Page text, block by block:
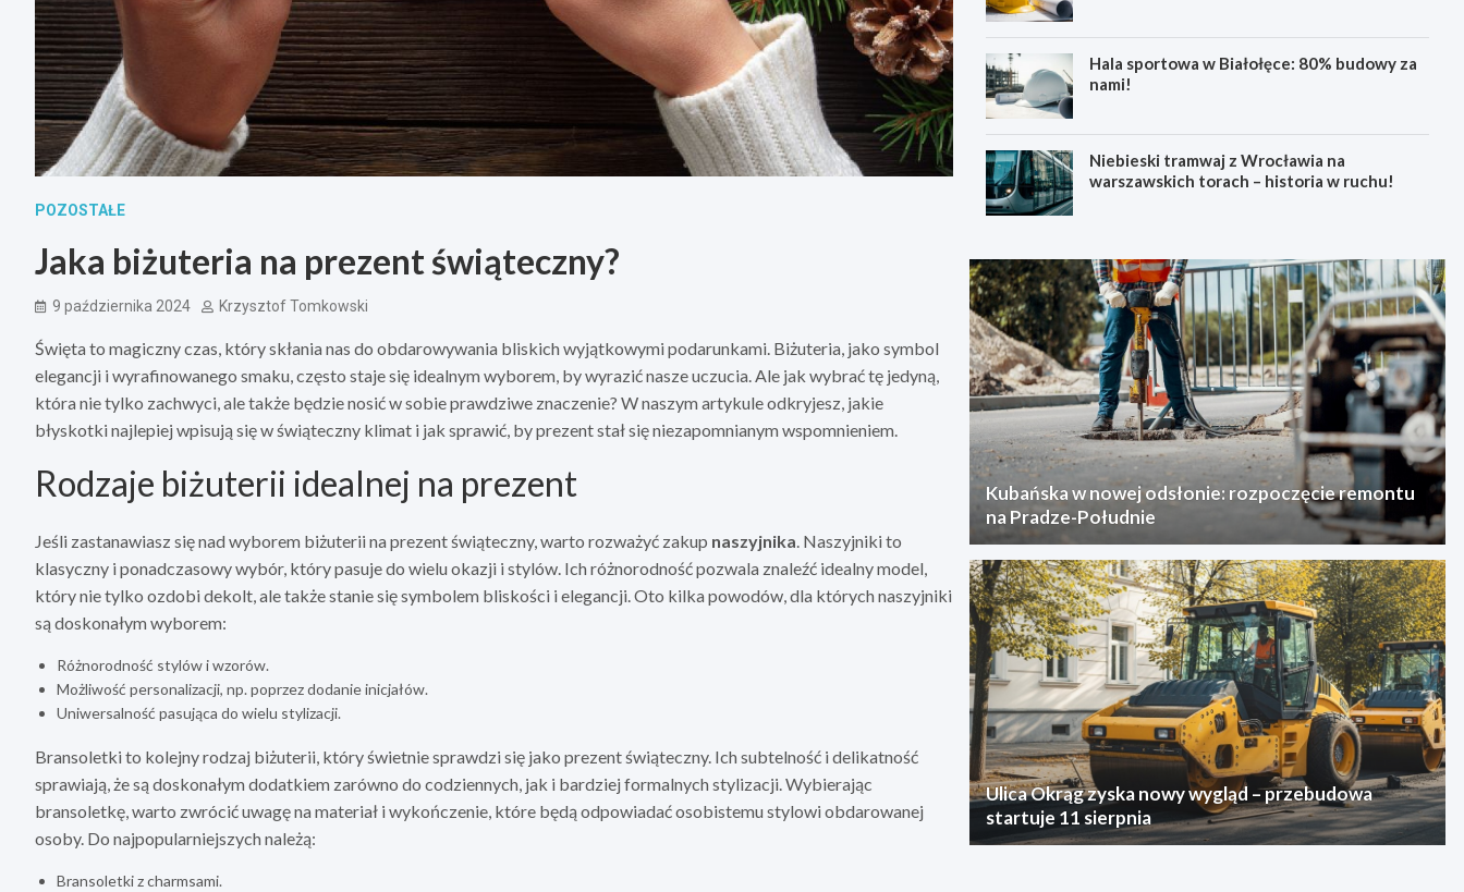
POZOSTAŁE
Jaka biżuteria na prezent świąteczny?
9 października 2024 Krzysztof Tomkowski
Święta to magiczny czas, który skłania nas do obdarowywania bliskich wyjątkowymi podarunkami. Biżuteria, jako symbol
elegancji i wyrafinowanego smaku, często staje się idealnym wyborem, by wyrazić nasze uczucia. Ale jak wybrać tę jedyną,
która nie tylko zachwyci, ale także będzie nosić w sobie prawdziwe znaczenie? W naszym artykule odkryjesz, jakie
błyskotki najlepiej wpisują się w świąteczny klimat i jak sprawić, by prezent stał się niezapomnianym wspomnieniem.
Rodzaje biżuterii idealnej na prezent
Jeśli zastanawiasz się nad wyborem biżuterii na prezent świąteczny, warto rozważyć zakup naszyjnika. Naszyjniki to
klasyczny i ponadczasowy wybór, który pasuje do wielu okazji i stylów. Ich różnorodność pozwala znaleźć idealny model,
który nie tylko ozdobi dekolt, ale także stanie się symbolem bliskości i elegancji. Oto kilka powodów, dla których naszyjniki
są doskonałym wyborem:
Różnorodność stylów i wzorów.
Możliwość personalizacji, np. poprzez dodanie inicjałów.
Uniwersalność pasująca do wielu stylizacji.
Bransoletki to kolejny rodzaj biżuterii, który świetnie sprawdzi się jako prezent świąteczny. Ich subtelność i delikatność
sprawiają, że są doskonałym dodatkiem zarówno do codziennych, jak i bardziej formalnych stylizacji. Wybierając
bransoletkę, warto zwrócić uwagę na materiał i wykończenie, które będą odpowiadać osobistemu stylowi obdarowanej
osoby. Do najpopularniejszych należą:
Bransoletki z charmsami.
Hala sportowa w Białołęce: 80% budowy za
nami!
Niebieski tramwaj z Wrocławia na
warszawskich torach – historia w ruchu!
Kubańska w nowej odsłonie: rozpoczęcie remontu
na Pradze-Południe
Ulica Okrąg zyska nowy wygląd – przebudowa
startuje 11 sierpnia